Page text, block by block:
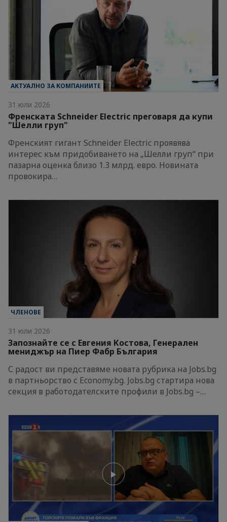
АКТУАЛНО ЗА КОМПАНИИТЕ
31 юли 2026
Френската Schneider Electric преговаря да купи
"Шелли груп"
Френският гигант Schneider Electric проявява
интерес към придобиването на „Шелли груп“ при
пазарна оценка близо 1.3 млрд. евро. Новината
провокира…
ЧЛЕНОВЕ
31 юли 2026
Запознайте се с Евгения Костова, Генерален
мениджър на Пиер Фабр България
С радост ви представяме новата рубрика на Jobs.bg
в партньорство с Economy.bg. Jobs.bg стартира нова
секция в работодателските профили в Jobs.bg –…